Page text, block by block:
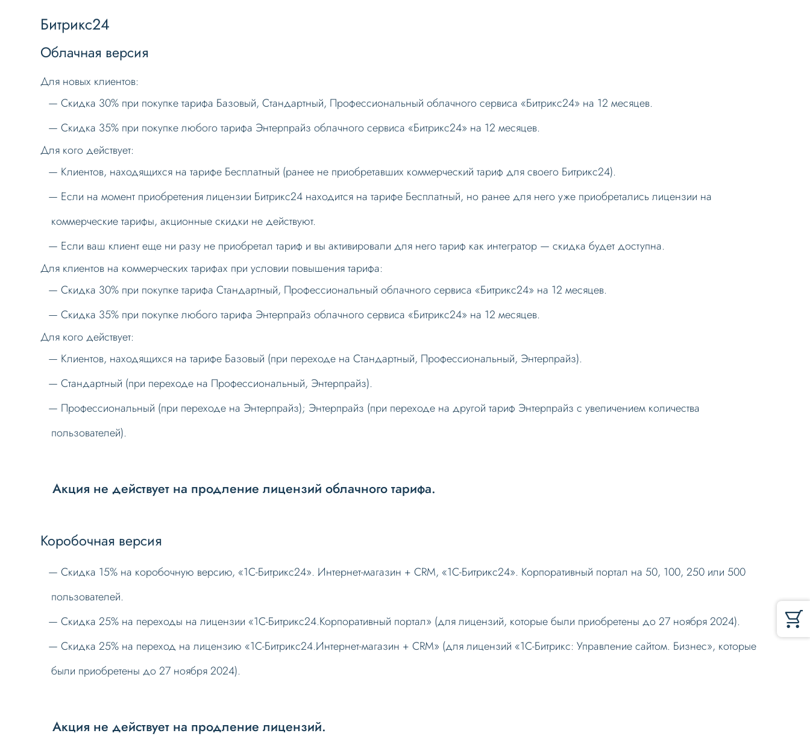
Битрикс24
Облачная версия
Для новых клиентов:
Скидка 30% при покупке тарифа Базовый, Стандартный, Профессиональный облачного сервиса «Битрикс24» на 12 месяцев.
Скидка 35% при покупке любого тарифа Энтерпрайз облачного сервиса «Битрикс24» на 12 месяцев.
Для кого действует:
Клиентов, находящихся на тарифе Бесплатный (ранее не приобретавших коммерческий тариф для своего Битрикс24).
Если на момент приобретения лицензии Битрикс24 находится на тарифе Бесплатный, но ранее для него уже приобретались лицензии на
коммерческие тарифы, акционные скидки не действуют.
Если ваш клиент еще ни разу не приобретал тариф и вы активировали для него тариф как интегратор — скидка будет доступна.
Для клиентов на коммерческих тарифах при условии повышения тарифа:
Скидка 30% при покупке тарифа Стандартный, Профессиональный облачного сервиса «Битрикс24» на 12 месяцев.
Скидка 35% при покупке любого тарифа Энтерпрайз облачного сервиса «Битрикс24» на 12 месяцев.
Для кого действует:
Клиентов, находящихся на тарифе Базовый (при переходе на Стандартный, Профессиональный, Энтерпрайз).
Стандартный (при переходе на Профессиональный, Энтерпрайз).
Профессиональный (при переходе на Энтерпрайз); Энтерпрайз (при переходе на другой тариф Энтерпрайз с увеличением количества
пользователей).
Акция не действует на продление лицензий облачного тарифа.
Коробочная версия
Скидка 15% на коробочную версию, «1С-Битрикс24». Интернет-магазин + CRM, «1С-Битрикс24». Корпоративный портал на 50, 100, 250 или 500
пользователей.
Скидка 25% на переходы на лицензии «1С-Битрикс24.Корпоративный портал» (для лицензий, которые были приобретены до 27 ноября 2024).
Скидка 25% на переход на лицензию «1С-Битрикс24.Интернет-магазин + CRM» (для лицензий «1С-Битрикс: Управление сайтом. Бизнес», которые
были приобретены до 27 ноября 2024).
Акция не действует на продление лицензий.